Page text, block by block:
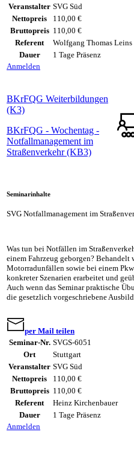
Veranstalter SVG Süd
Nettopreis
110,00 €
Bruttopreis 110,00 €
Referent
Wolfgang Thomas Leins
Dauer
1 Tage Präsenz
Anmelden
BKrFQG Weiterbildungen
(K3)
BKrFQG - Wochentag -
Notfallmanagement im
Straßenverkehr (KB3)
Seminarinhalte
SVG Notfallmanagement im
Was tun bei Notfällen im
einem Fahrzeug geborgen?
Motorradunfällen sowie bei einem
konkreter Szenarien erarbeitet und
Auch wenn das Seminar praktische
die gesetzlich vorgeschriebene
per Mail teilen
Seminar-Nr. SVGS-6051
Ort
Stuttgart
Veranstalter SVG Süd
Nettopreis
110,00 €
Bruttopreis 110,00 €
Referent
Heinz Kirchenbauer
Dauer
1 Tage Präsenz
Anmelden